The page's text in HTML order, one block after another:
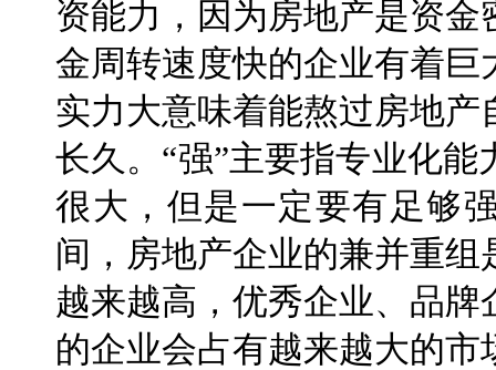
资能力，因为房地产是资
金周转速度快的企业有着
实力大意味着能熬过房地
长久。“强”主要指专业化
很大，但是一定要有足够
间，房地产企业的兼并重
越来越高，优秀企业、品
的企业会占有越来越大的